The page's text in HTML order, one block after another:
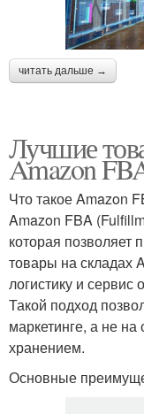
читать дальше →
Лучшие
Amazon
Что такое Amazon
Amazon FBA
которая позволяет
товары на складах
логистику и
Такой подход
маркетинге, а не на
хранением.
Основные